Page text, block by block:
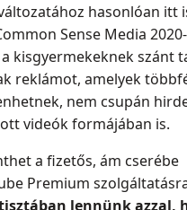
hasonlóan itt
Sense Media
kisgyermekeknek szánt
reklámot, amelyek
nem csupán
videók formájában is.
a fizetős, ám cserébe
Premium
lennünk azzal,